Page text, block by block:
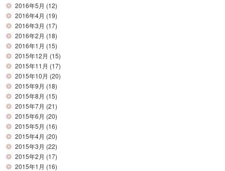
2016年5月 (12)
2016年4月 (19)
2016年3月 (17)
2016年2月 (18)
2016年1月 (15)
2015年12月 (15)
2015年11月 (17)
2015年10月 (20)
2015年9月 (18)
2015年8月 (15)
2015年7月 (21)
2015年6月 (20)
2015年5月 (16)
2015年4月 (20)
2015年3月 (22)
2015年2月 (17)
2015年1月 (16)